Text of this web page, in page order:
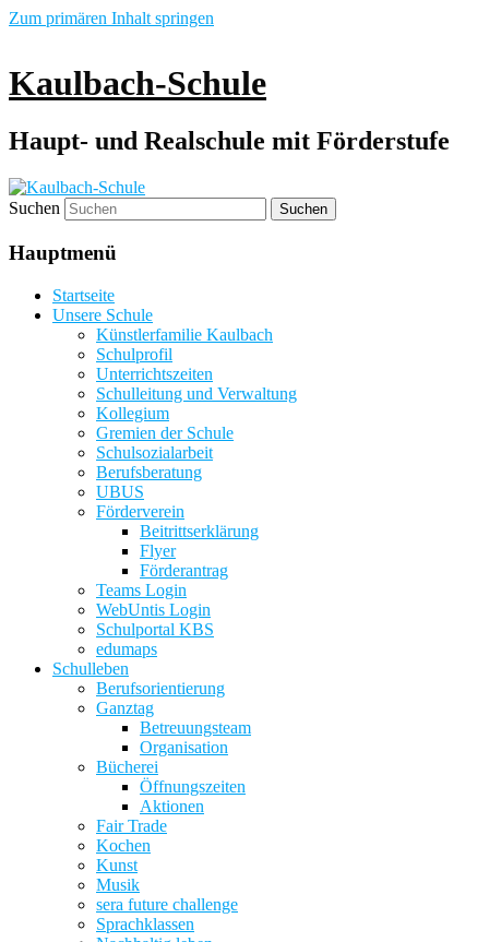
Zum primären Inhalt springen
Kaulbach-Schule
Haupt- und Realschule mit Förderstufe
Suchen
Hauptmenü
Startseite
Unsere Schule
Künstlerfamilie Kaulbach
Schulprofil
Unterrichtszeiten
Schulleitung und Verwaltung
Kollegium
Gremien der Schule
Schulsozialarbeit
Berufsberatung
UBUS
Förderverein
Beitrittserklärung
Flyer
Förderantrag
Teams Login
WebUntis Login
Schulportal KBS
edumaps
Schulleben
Berufsorientierung
Ganztag
Betreuungsteam
Organisation
Bücherei
Öffnungszeiten
Aktionen
Fair Trade
Kochen
Kunst
Musik
sera future challenge
Sprachklassen